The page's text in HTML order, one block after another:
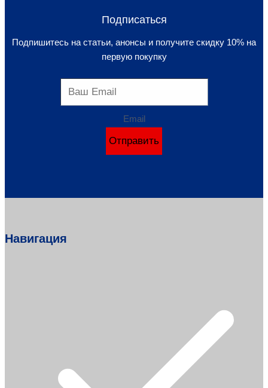
Подписаться
Подпишитесь на статьи, анонсы и получите скидку 10% на
первую покупку
Email
Отправить
Навигация